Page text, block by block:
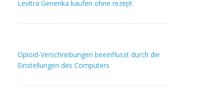
Levitra Generika kaufen ohne rezept
Opioid-Verschreibungen beeinflusst durch die
Einstellungen des Computers